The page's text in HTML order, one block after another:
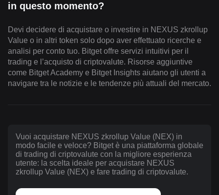
in questo momento?
Devi decidere di acquistare o investire in NEXUS zkrollup
Value o in altri token solo dopo aver effettuato ricerche e
analisi per conto tuo. Bitget offre servizi intuitivi per il
trading e l’acquisto di criptovalute. Risorse aggiuntive
come Bitget Academy e Bitget Insights aiutano gli utenti a
navigare tra le notizie e le tendenze più attuali del mercato.
Vuoi acquistare NEXUS zkrollup Value (NEX) in
modo facile e veloce? Bitget è una piattaforma globale
di trading di criptovalute con la migliore esperienza
utente: la scelta ideale per acquistare NEXUS
zkrollup Value (NEX) e fare trading di criptovalute.